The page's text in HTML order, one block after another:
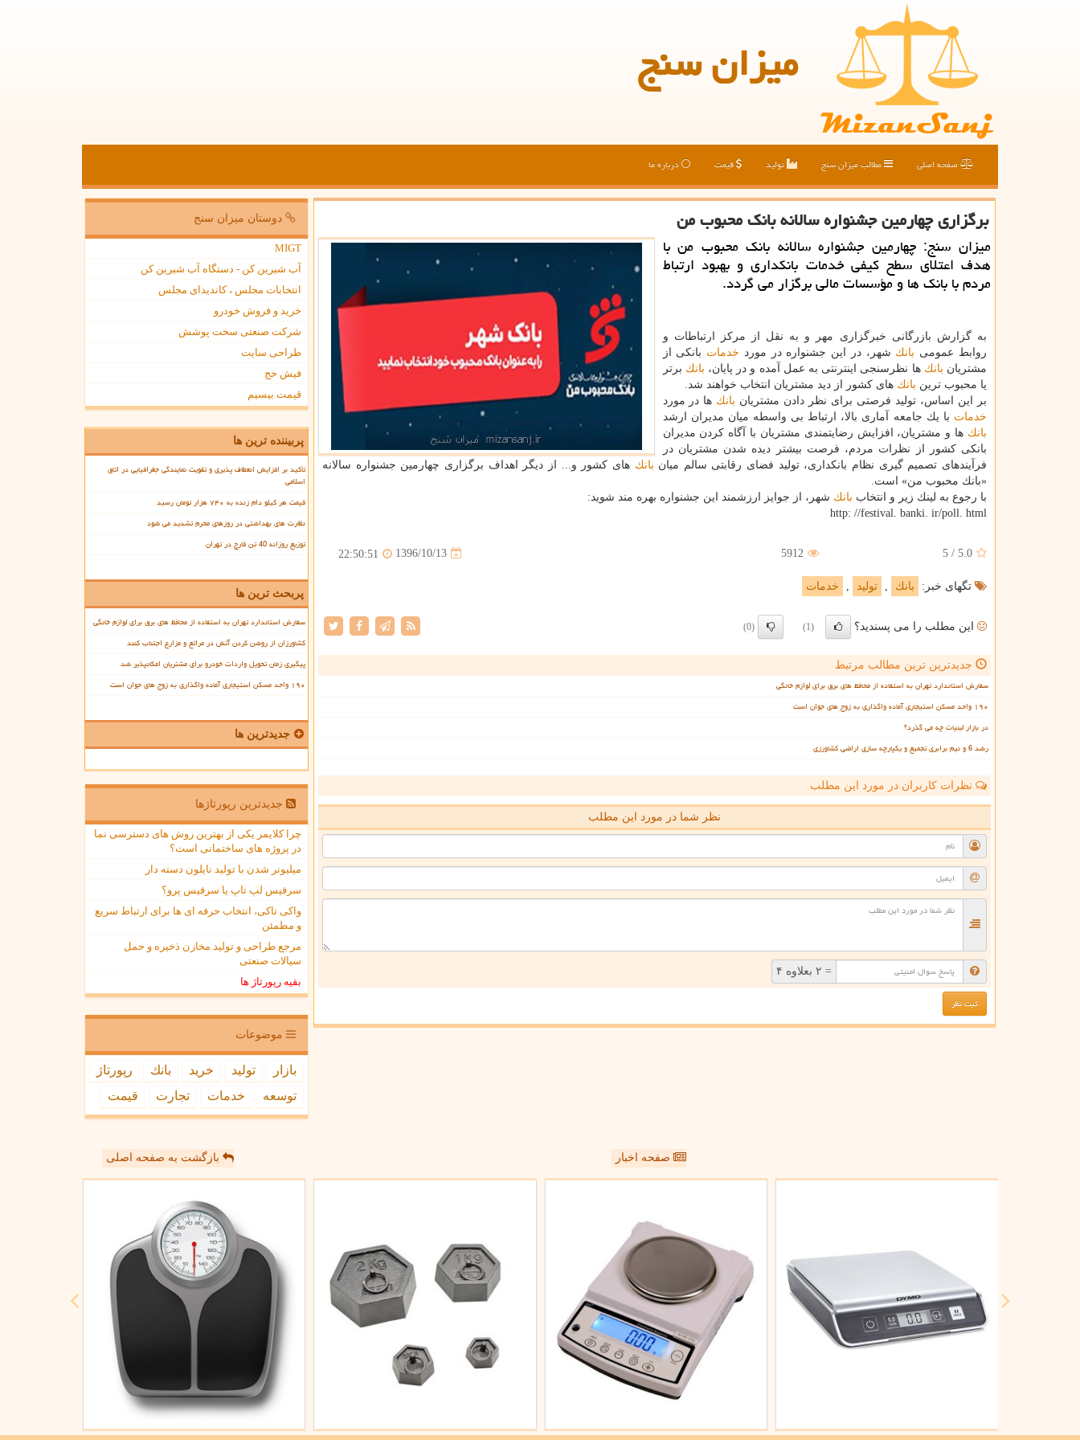
میزان سنج
صفحه اصلی مطالب میزان سنج تولید قیمت درباره ما
برگزاری چهارمین جشنواره سالانه بانك محبوب من
میزان سنج: چهارمین جشنواره سالانه بانك محبوب من با
هدف اعتلای سطح كیفی خدمات بانكداری و بهبود ارتباط
مردم با بانك ها و مؤسسات مالی برگزار می گردد.
به گزارش بازرگانی خبرگزاری مهر و به نقل از مركز ارتباطات و
روابط عمومی بانك شهر، در این جشنواره در مورد خدمات بانكی از
مشتریان بانك ها نظرسنجی اینترنتی به عمل آمده و در پایان، بانك برتر
یا محبوب ترین بانك های كشور از دید مشتریان انتخاب خواهند شد.
بر این اساس، تولید فرصتی برای نظر دادن مشتریان بانك ها در مورد
خدمات با یك جامعه آماری بالا، ارتباط بی واسطه میان مدیران ارشد
بانك ها و مشتریان، افزایش رضایتمندی مشتریان با آگاه كردن مدیران
بانكی كشور از نظرات مردم، فرصت بیشتر دیده شدن مشتریان در
فرآیندهای تصمیم گیری نظام بانكداری، تولید فضای رقابتی سالم میان بانك های كشور و... از دیگر اهداف برگزاری چهارمین جشنواره سالانه
«بانك محبوب من» است.
با رجوع به لینك زیر و انتخاب بانك شهر، از جوایز ارزشمند این جشنواره بهره مند شوید:
http: //festival. banki. ir/poll. html
5.0
/
5
5912
1396/10/13
22:50:51
تگهای خبر: بانك تولید خدمات
این مطلب را می پسندید؟ (1)
(0)
جدیدترین ترین مطالب مرتبط
سفارش استاندارد تهران به استفاده از محافظ های برق برای لوازم خانگی
۱۹۰ واحد مسکن استیجاری آماده واگذاری به زوج های جوان است
در بازار لبنیات چه می گذرد؟
رشد 6 و نیم برابری تجمیع و یکپارچه سازی اراضی کشاورزی
نظرات کاربران در مورد این مطلب
نظر شما در مورد این مطلب
= ۲ بعلاوه ۴
دوستان میزان سنج
MIGT
آب شیرین کن - دستگاه آب شیرین کن
انتخابات مجلس ، کاندیدای مجلس
خرید و فروش خودرو
شرکت صنعتی سخت پوشش
طراحی سایت
فیش حج
قیمت بیسیم
پربیننده ترین ها
تأکید بر افزایش انعطاف پذیری و تقویت نمایندگی جغرافیایی در اتاق
اسلامی
قیمت هر کیلو دام زنده به ۷۴۰ هزار تومان رسید
نظارت های بهداشتی در روزهای محرم تشدید می شود
توزیع روزانه 40 تن قارچ در تهران
پربحث ترین ها
سفارش استاندارد تهران به استفاده از محافظ های برق برای لوازم خانگی
کشاورزان از روشن کردن آتش در مراتع و مزارع اجتناب کنند
پیگیری زمان تحویل واردات خودرو برای مشتریان امکانپذیر شد
۱۹۰ واحد مسکن استیجاری آماده واگذاری به زوج های جوان است
جدیدترین ها
جدیدترین رپورتاژها
چرا کلایمر یکی از بهترین روش های دسترسی نما
در پروژه های ساختمانی است؟
میلیونر شدن با تولید نایلون دسته دار
سرفیس لپ تاپ یا سرفیس پرو؟
واکی تاکی، انتخاب حرفه ای ها برای ارتباط سریع
و مطمئن
مرجع طراحی و تولید مخازن ذخیره و حمل
سیالات صنعتی
بقیه رپورتاژ ها
موضوعات
بازار تولید خرید بانك
رپورتاژ
توسعه
خدمات تجارت قیمت
صفحه اخبار بازگشت به صفحه اصلی